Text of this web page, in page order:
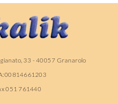
33 - 40057 Granarolo
051 761440